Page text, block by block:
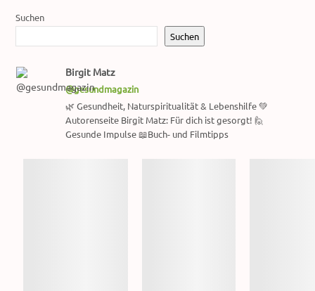
Suchen
Suchen
Birgit Matz
@gesundmagazin
🌿 Gesundheit, Naturspiritualität & Lebenshilfe 💚
Autorenseite Birgit Matz: Für dich ist gesorgt! 🙋
Gesunde Impulse 📖Buch- und Filmtipps